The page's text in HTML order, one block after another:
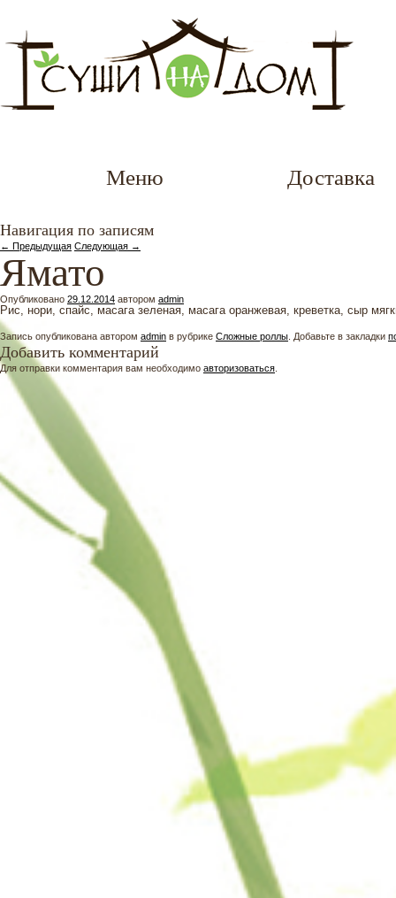
Меню Доставка
Навигация по записям
← Предыдущая Следующая →
Ямато
Опубликовано 29.12.2014 автором admin
Рис, нори, спайс, масага зеленая, масага оранжевая, креветка, сыр
Запись опубликована автором admin в рубрике Сложные роллы . Добавьте в закладки
Добавить комментарий
Для отправки комментария вам необходимо авторизоваться